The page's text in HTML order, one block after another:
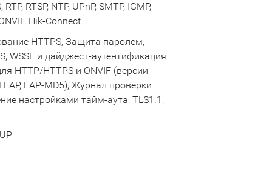
RTSP, NTP, UPnP, SMTP, IGMP,
Hik-Connect
HTTPS, Защита паролем,
WSSE и дайджест-аутентификация
HTTP/HTTPS и ONVIF (версии
EAP-MD5), Журнал проверки
настройками тайм-аута, TLS1.1,